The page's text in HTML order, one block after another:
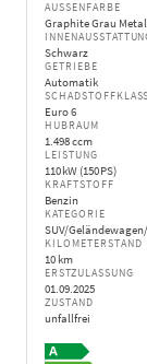
AUSSENFARBE
Graphite Grau
Schwarz
GETRIEBE
Automatik
Euro 6
HUBRAUM
1.498 ccm
LEISTUNG
110 kW (150 PS)
KRAFTSTOFF
Benzin
KATEGORIE
SUV/
KILOMETERSTAND
10 km
ERSTZULASSUNG
01.09.2025
ZUSTAND
unfallfrei